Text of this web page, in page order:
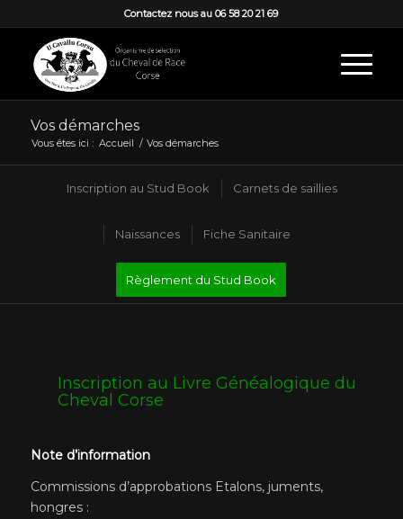
Contactez nous au 06 58 20 21 69
Vos démarches
Vous êtes ici : Accueil / Vos démarches
Inscription au Stud Book Carnets de saillies
Naissances Fiche Sanitaire
Règlement du Stud Book
Inscription au Livre Généalogique du
Cheval Corse
Note d’information
Commissions d’approbations Etalons, juments,
hongres :